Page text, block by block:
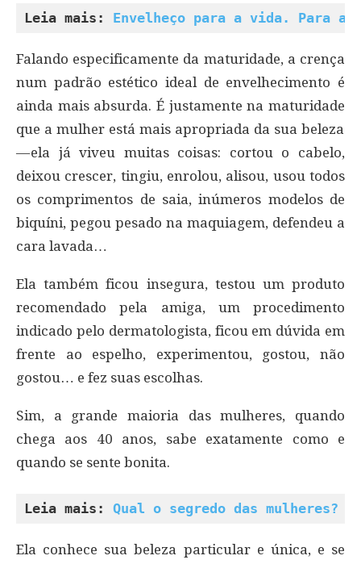
Leia mais: Envelheço para a vida. Para a
Falando especificamente da maturidade, a crença
num padrão estético ideal de envelhecimento é
ainda mais absurda. É justamente na maturidade
que a mulher está mais apropriada da sua beleza
— ela já viveu muitas coisas: cortou o cabelo,
deixou crescer, tingiu, enrolou, alisou, usou todos
os comprimentos de saia, inúmeros modelos de
biquíni, pegou pesado na maquiagem, defendeu a
cara lavada…
Ela também ficou insegura, testou um produto
recomendado pela amiga, um procedimento
indicado pelo dermatologista, ficou em dúvida em
frente ao espelho, experimentou, gostou, não
gostou… e fez suas escolhas.
Sim, a grande maioria das mulheres, quando
chega aos 40 anos, sabe exatamente como e
quando se sente bonita.
Leia mais: Qual o segredo das mulheres?
Ela conhece sua beleza particular e única, e se